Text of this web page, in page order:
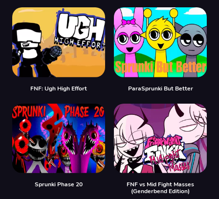
FNF: Ugh High Effort ParaSprunki But Better
Sprunki Phase 20
FNF vs Mid Fight Masses
(Genderbend Edition)